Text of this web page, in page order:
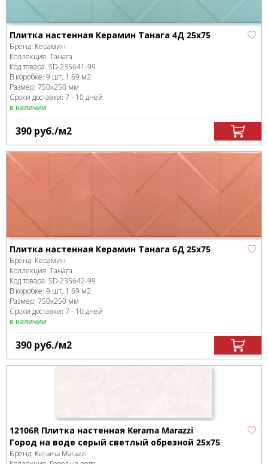
Плитка настенная Керамин Танага 4Д 25х75
Бренд: Керамин
Коллекция: Танага
Код товара: SD-235641-99
В коробке: 9 шт, 1.69 м2
Размер: 750x250 мм
Сроки доставки: 7 - 10 дней
в наличии
390 руб./м2
Плитка настенная Керамин Танага 6Д 25х75
Бренд: Керамин
Коллекция: Танага
Код товара: SD-235642-99
В коробке: 9 шт, 1.69 м2
Размер: 750x250 мм
Сроки доставки: 7 - 10 дней
в наличии
390 руб./м2
12106R Плитка настенная Kerama Marazzi
Город на воде серый светлый обрезной 25х75
Бренд: Kerama Marazzi